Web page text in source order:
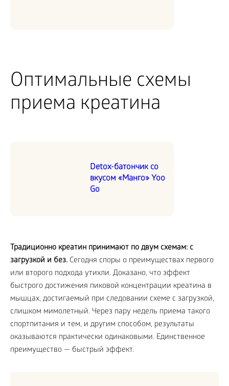
Оптимальные схемы
приема креатина
Detox-батончик со
вкусом «Манго» Yoo
Go
Традиционно креатин принимают по двум схемам: с
загрузкой и без. Сегодня споры о преимуществах первого
или второго подхода утихли. Доказано, что эффект
быстрого достижения пиковой концентрации креатина в
мышцах, достигаемый при следовании схеме с загрузкой,
слишком мимолетный. Через пару недель приема такого
спортпитания и тем, и другим способом, результаты
оказываются практически одинаковыми. Единственное
преимущество — быстрый эффект.